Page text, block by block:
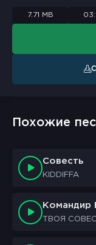
7.71 MB
Похожие
Совесть
KIDDIFFA
Командир
ТВОЯ